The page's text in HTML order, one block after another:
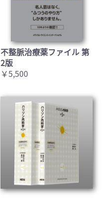
不整脈治療薬ファイル 第
2版
￥5,500